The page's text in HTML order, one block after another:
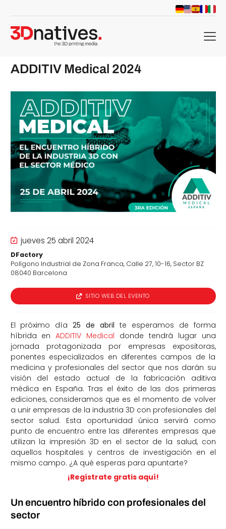
menu
ADDITIV Medical 2024
jueves 25 abril 2024
DFactory
Polígono Industrial de Zona Franca, Calle 27, 10-16, Sector BZ
08040 Barcelona
SITIO WEB DEL EVENTO
El próximo día25 de abril te esperamos de forma
híbrida enADDITIV Medical donde tendrá lugar una
jornada protagonizada por empresas expositoras,
ponentes especializados en diferentes campos de la
medicina y profesionales del sector que nos darán su
visión del estado actual de la fabricación aditiva
médica en España. Tras el éxito de las dos primeras
ediciones, consideramos que es el momento de volver
a unir empresas de la industria 3D con profesionales del
sector salud. Esta oportunidad única servirá como
punto de encuentro entre las diferentes empresas que
utilizan la impresión 3D en el sector de la salud, con
aquellos hospitales y centros de investigación en el
mismo campo. ¿A qué esperas para apuntarte?
¡Regístrate gratis aquí!
Un encuentro híbrido con profesionales del
sector